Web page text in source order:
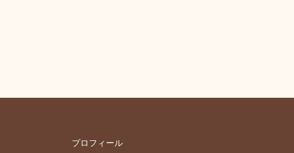
プロフィール